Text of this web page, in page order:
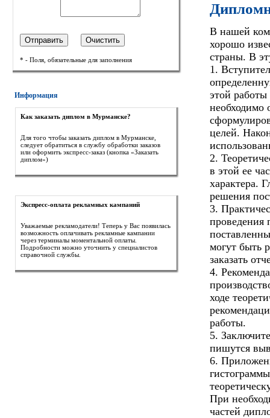
* - Поля, обязательные для заполнения
Информация
Как заказать диплом в Мурманске?
Для того чтобы заказать диплом в Мурманске,
следует обратиться в службу обработки заказов
или оформить экспресс-заказ (кнопка «Заказать
диплом»)
Экспресс-оплата рекламных кампаний
Уважаемые рекламодатели! Теперь у Вас появилась
возможность оплачивать рекламные кампании
через терминалы моментальной оплаты.
Подробности можно уточнить у специалистов
справочной службы.
В нашей
хорошо
страны. В
1.
этой работы
необходимо
целей.
2.
в этой ее
характера.
решения
3.
проведения
могут быть
заказать
4.
ходе
работы.
5.
пишутся
6.
При
частей